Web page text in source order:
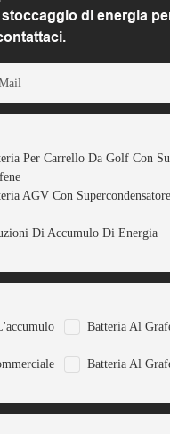
di energia
Per Carrello Da Golf Con
AGV Con
Di Accumulo Di Energia
Batteria Al
Batteria Al